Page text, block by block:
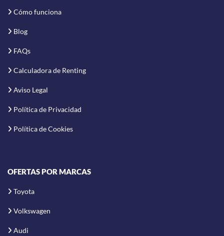
Cómo funciona
Blog
FAQs
Calculadora de Renting
Aviso Legal
Política de Privacidad
Política de Cookies
OFERTAS POR MARCAS
Toyota
Volkswagen
Audi